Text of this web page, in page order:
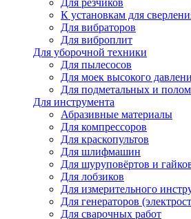
Для резчиков
К установкам для
Для вибраторов
Для виброплит
Для уборочной техники
Для пылесосов
Для моек высокого
Для подметальных и
Для инструмента
Абразивные материалы
Для компрессоров
Для краскопультов
Для шлифмашин
Для шуруповёртов и
Для лобзиков
Для измерительного
Для генераторов
Для сварочных работ